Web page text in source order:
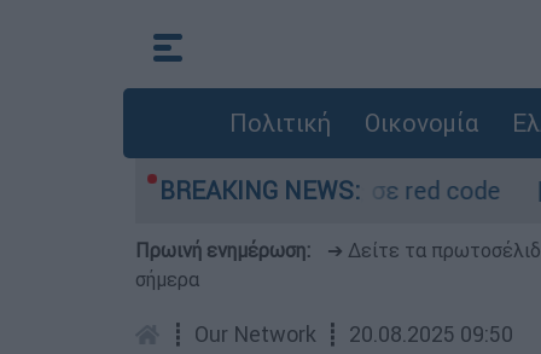
Πολιτική Οικονομία
BREAKING NEWS:
- Οι περιοχές σε red code
Πρωινή ενημέρωση: ➔ Δείτε τα
σήμερα
┋ Our Network ┋ 20.08.2025 09:50